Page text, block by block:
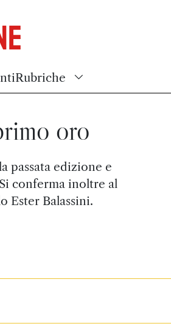
Rubriche
oro
passata edizione e
conferma inoltre al
Ester Balassini.